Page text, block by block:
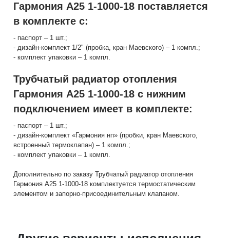
Гармония А25 1-1000-18 поставляется
в комплекте с:
- паспорт – 1 шт.;
- дизайн-комплект 1/2" (пробка, кран Маевского) – 1 компл.;
- комплект упаковки – 1 компл.
Трубчатый радиатор отопления
Гармония А25 1-1000-18 с нижним
подключением имеет в комплекте:
- паспорт – 1 шт.;
- дизайн-комплект «Гармония нп» (пробки, кран Маевского,
встроенный термоклапан) – 1 компл.;
- комплект упаковки – 1 компл.
Дополнительно по заказу Трубчатый радиатор отопления
Гармония А25 1-1000-18 комплектуется термостатическим
элементом и запорно-присоединительным клапаном.